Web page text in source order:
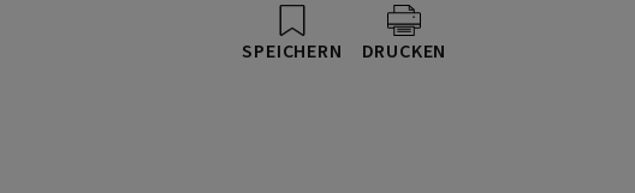
SPEICHERN DRUCKEN